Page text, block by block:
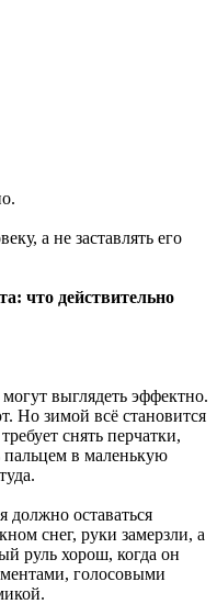
а не заставлять его
что действительно
выглядеть эффектно.
Но зимой всё становится
снять перчатки,
пальцем в маленькую
оставаться
снег, руки замерзли, а
руль хорош, когда он
голосовыми